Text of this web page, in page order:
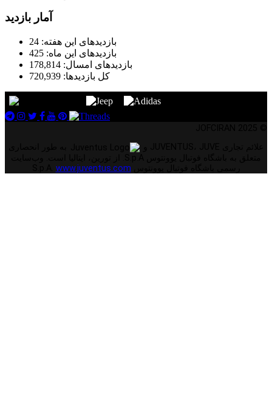
آمار بازدید
بازدیدهای این هفته: 24
بازدیدهای این ماه: 425
بازدیدهای امسال: 178,814
کل بازدیدها: 720,939
www.juventus.com